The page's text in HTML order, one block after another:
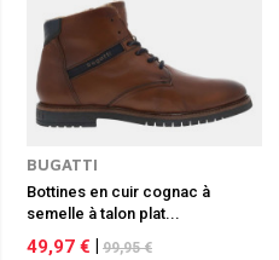
BUGATTI
Bottines en cuir cognac à
semelle à talon plat...
49,97 € 99,95 €